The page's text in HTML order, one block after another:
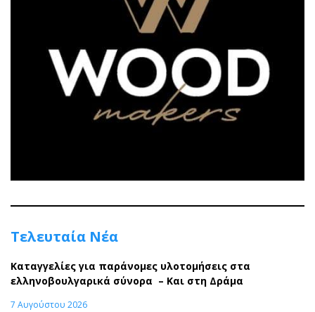
Τελευταία Νέα
Καταγγελίες για παράνομες υλοτομήσεις στα
ελληνοβουλγαρικά σύνορα – Και στη Δράμα
7 Αυγούστου 2026